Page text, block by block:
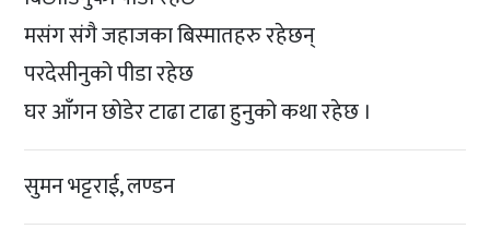
मसंग संगै जहाजका बिस्मातहरु रहेछन्
परदेसीनुको पीडा रहेछ
घर आँगन छोडेर टाढा टाढा हुनुको कथा रहेछ ।
सुमन भट्टराई, लण्डन